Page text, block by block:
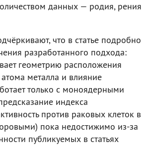
данных — родия, рения
что в статье подробно
разработанного подхода:
геометрию расположения
металла и влияние
только с моноядерными
индекса
против раковых клеток в
пока недостижимо из-за
публикуемых в статьях